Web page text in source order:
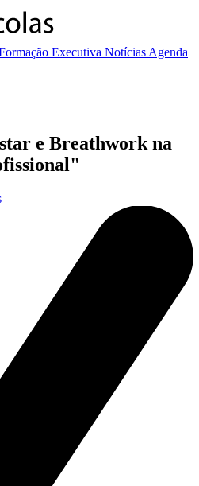
Executiva Notícias Agenda
e Breathwork na